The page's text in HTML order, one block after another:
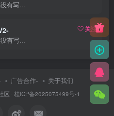
有写...
关注
有写...
广告合作- 关于我们
区 · 桂ICP备2025075499号-1